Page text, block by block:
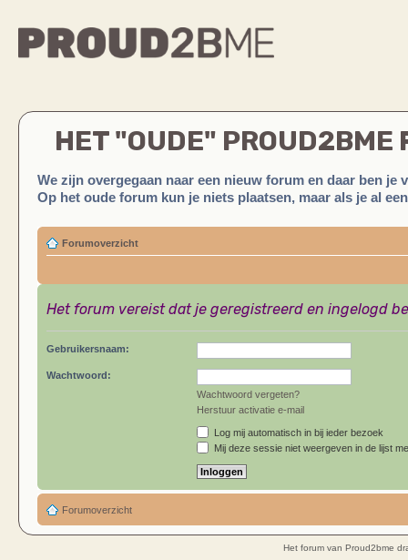
HET "OUDE" PROUD2BME
We zijn overgegaan naar een nieuw forum en daar ben je
Op het oude forum kun je niets plaatsen, maar als je al
Forumoverzicht
Het forum vereist dat je geregistreerd en ingelogd
Gebruikersnaam:
Wachtwoord:
Wachtwoord vergeten?
Herstuur activatie e-mail
Log mij automatisch in bij ieder bezoek
Mij deze sessie niet weergeven in de lijst
Forumoverzicht
Het forum van Proud2bme